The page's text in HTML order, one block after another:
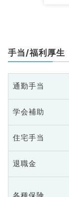
手当/福利厚生
通勤手当
学会補助
住宅手当
退職金